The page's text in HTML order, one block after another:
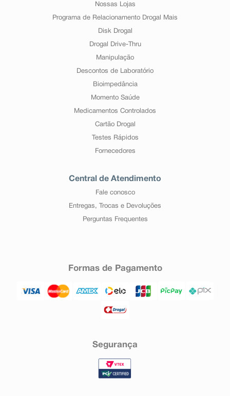
Nossas Lojas
Programa de Relacionamento Drogal Mais
Disk Drogal
Drogal Drive-Thru
Manipulação
Descontos de Laboratório
Bioimpedância
Momento Saúde
Medicamentos Controlados
Cartão Drogal
Testes Rápidos
Fornecedores
Central de Atendimento
Fale conosco
Entregas, Trocas e Devoluções
Perguntas Frequentes
Formas de Pagamento
Segurança